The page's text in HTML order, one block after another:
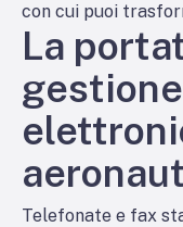
con cui puoi
La
Telefonate e fax